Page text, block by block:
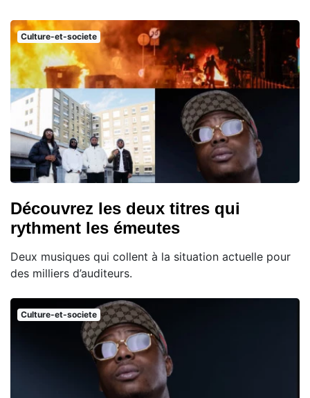
Culture-et-societe
Découvrez les deux titres qui
rythment les émeutes
Deux musiques qui collent à la situation actuelle pour
des milliers d’auditeurs.
Culture-et-societe